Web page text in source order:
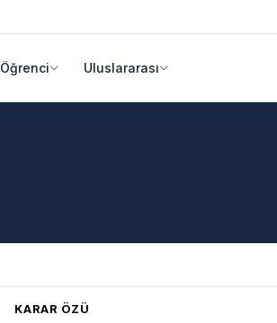
Öğrenci Uluslararası
KARAR ÖZÜ